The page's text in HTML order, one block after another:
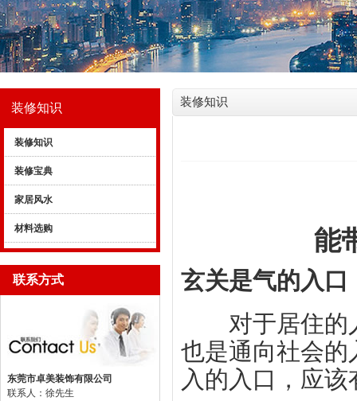
装修知识
装修知识
装修宝典
家居风水
材料选购
联系方式
东莞市卓美装饰有限公司
联系人：徐先生
装修知识
能
玄关是气的入口
对于居住的人
也是通向社会的
入的入口，应